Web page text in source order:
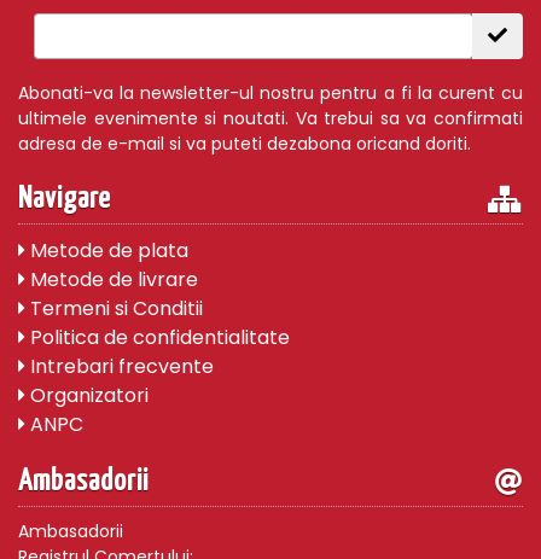
Abonati-va la newsletter-ul nostru pentru a fi la curent cu
ultimele evenimente si noutati. Va trebui sa va confirmati
adresa de e-mail si va puteti dezabona oricand doriti.
Navigare
Metode de plata
Metode de livrare
Termeni si Conditii
Politica de confidentialitate
Intrebari frecvente
Organizatori
ANPC
Ambasadorii
Ambasadorii